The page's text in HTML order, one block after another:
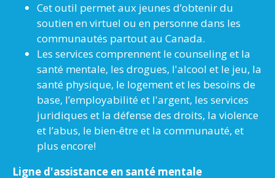
Cet outil permet aux jeunes d’obtenir du
soutien en virtuel ou en personne dans les
communautés partout au Canada.
Les services comprennent le counseling et la
santé mentale, les drogues, l'alcool et le jeu, la
santé physique, le logement et les besoins de
base, l’employabilité et l'argent, les services
juridiques et la défense des droits, la violence
et l’abus, le bien-être et la communauté, et
plus encore!
Ligne d'assistance en santé mentale